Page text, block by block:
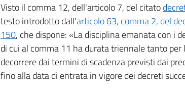
Visto il comma 12, dell'articolo 7, del citato
testo introdotto dall'articolo 63, comma 2, del
150, che dispone: «La disciplina emanata con i
di cui al comma 11 ha durata triennale tanto
decorrere dai termini di scadenza previsti dai
fino alla data di entrata in vigore dei decreti